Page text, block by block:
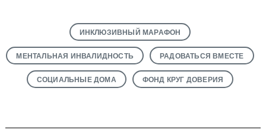
ИНКЛЮЗИВНЫЙ МАРАФОН
МЕНТАЛЬНАЯ ИНВАЛИДНОСТЬ РАДОВАТЬСЯ ВМЕСТЕ
СОЦИАЛЬНЫЕ ДОМА ФОНД КРУГ ДОВЕРИЯ